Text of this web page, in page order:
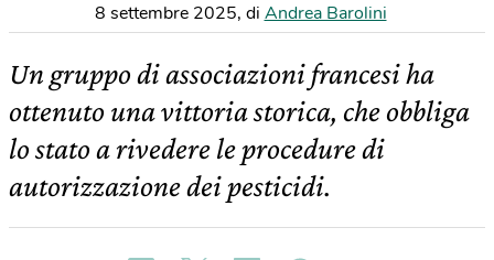
8 settembre 2025, di Andrea Barolini
Un gruppo di associazioni francesi ha
ottenuto una vittoria storica, che obbliga
lo stato a rivedere le procedure di
autorizzazione dei pesticidi.